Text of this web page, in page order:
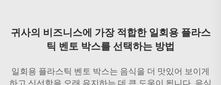
귀사의 비즈니스에 가장 적합한 일회용 플라스
틱 벤토 박스를 선택하는 방법
일회용 플라스틱 벤토 박스는 음식을 더 맛있어 보이게
하고 신선함을 오래 유지하는 데 큰 도움이 됩니다. 음식